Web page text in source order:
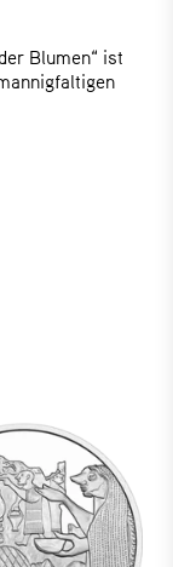
Blumen“ ist